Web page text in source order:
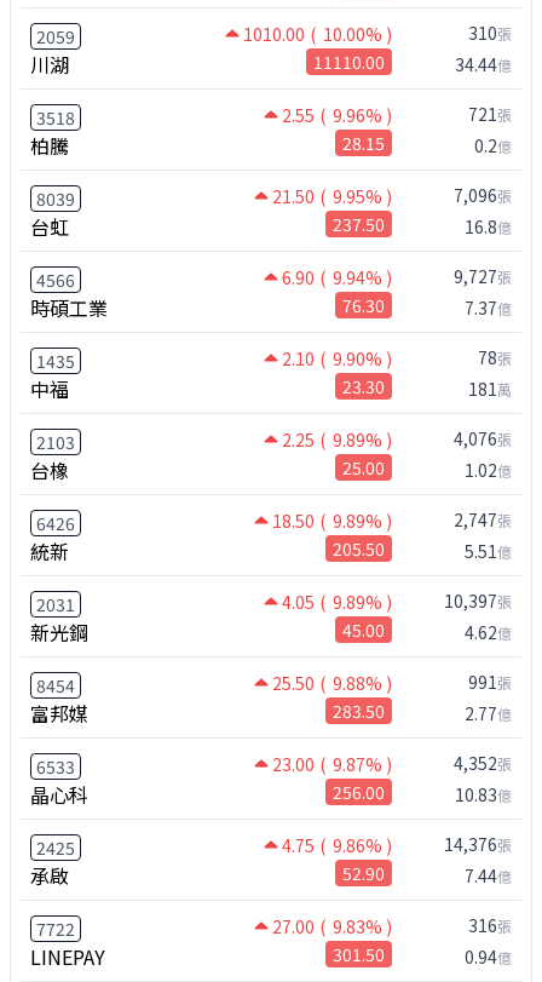
2059 1010.00 ( 10.00% )
川湖 11110.00
310張
34.44億
3518 2.55 ( 9.96% )
柏騰 28.15
721張
0.2億
8039 21.50 ( 9.95% )
台虹 237.50
7,096張
16.8億
4566 6.90 ( 9.94% )
時碩工業 76.30
9,727張
7.37億
1435 2.10 ( 9.90% )
中福 23.30
78張
181萬
2103 2.25 ( 9.89% )
台橡 25.00
4,076張
1.02億
6426 18.50 ( 9.89% )
統新 205.50
2,747張
5.51億
2031 4.05 ( 9.89% )
新光鋼 45.00
10,397張
4.62億
8454 25.50 ( 9.88% )
富邦媒 283.50
991張
2.77億
6533 23.00 ( 9.87% )
晶心科 256.00
4,352張
10.83億
2425 4.75 ( 9.86% )
承啟 52.90
14,376張
7.44億
7722 27.00 ( 9.83% )
LINEPAY 301.50
316張
0.94億